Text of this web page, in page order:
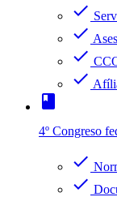
check
check
check
check
book
4º Congreso
check
check